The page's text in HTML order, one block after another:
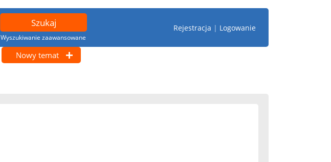
Wyszukiwanie zaawansowane
Rejestracja | Logowanie
Nowy temat